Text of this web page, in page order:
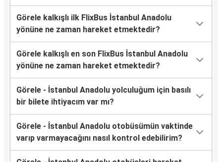
Görele kalkışlı ilk FlixBus İstanbul Anadolu
yönüne ne zaman hareket etmektedir?
Görele kalkışlı en son FlixBus İstanbul Anadolu
yönüne ne zaman hareket etmektedir?
Görele - İstanbul Anadolu yolculuğum için basılı
bir bilete ihtiyacım var mı?
Görele - İstanbul Anadolu otobüsümün vaktinde
varıp varmayacağını nasıl kontrol edebilirim?